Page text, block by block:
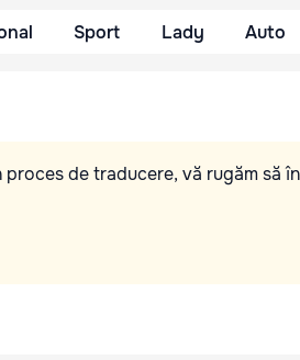
Sport Lady Auto
de traducere, vă rugăm să